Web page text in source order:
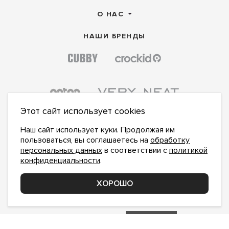
О НАС
НАШИ БРЕНДЫ
ПОДПИСАТЬСЯ НА НОВОСТИ:
сполитикой конфиденциальностиознакомлен и
Этот сайт использует cookies
Наш сайт использует куки. Продолжая им
пользоваться, вы соглашаетесь на обработку
персональных данных в соответствии с политикой
конфиденциальности.
ХОРОШО